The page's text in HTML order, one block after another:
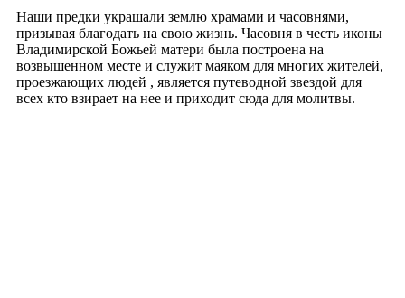
Наши предки украшали землю храмами и часовнями,
призывая благодать на свою жизнь. Часовня в честь иконы
Владимирской Божьей матери была построена на
возвышенном месте и служит маяком для многих жителей,
проезжающих людей , является путеводной звездой для
всех кто взирает на нее и приходит сюда для молитвы.